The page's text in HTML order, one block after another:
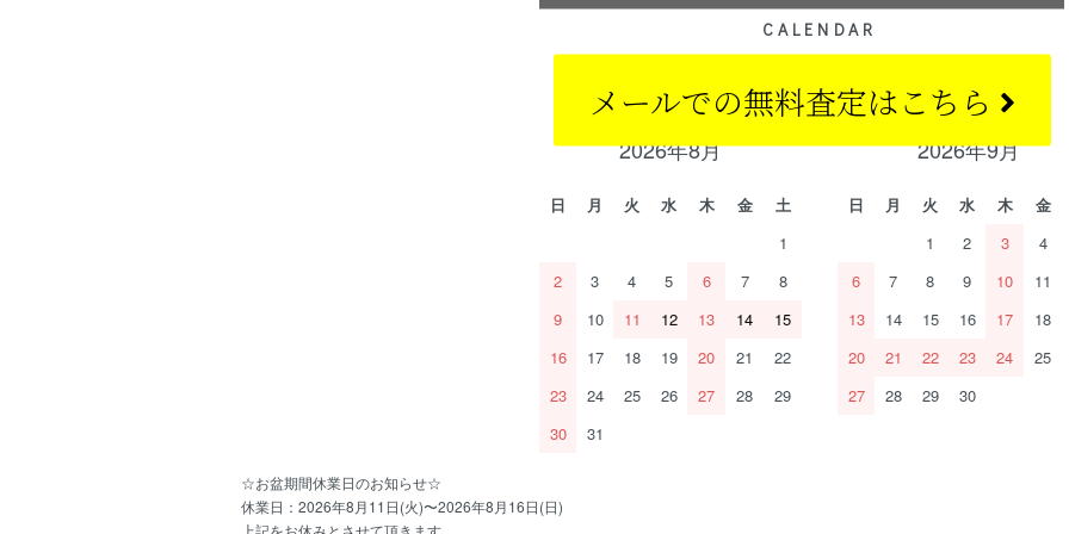
メールでの無料査定はこちら
CALENDAR
2026年8月
日 月 火 水 木 金
土
1
2
3 4 5 6 7
8
9
10 11 12 13 14
15
16
17 18 19 20 21
22
23
24 25 26 27 28
29
30
31
2026年9月
日 月 火 水 木 金
1
2 3 4
6
7 8 9 10 11
13
14 15 16 17 18
20
21 22 23 24 25
27
28 29 30
☆お盆期間休業日のお知らせ☆
休業日：2026年8月11日(火)〜2026年8月16日(日)
上記をお休みとさせて頂きます。